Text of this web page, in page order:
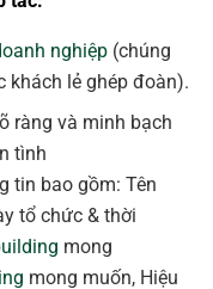
nghiệp (chúng
khách lẻ ghép đoàn).
ràng và minh bạch
tình
tin bao gồm: Tên
tổ chức & thời
mong
mong muốn, Hiệu